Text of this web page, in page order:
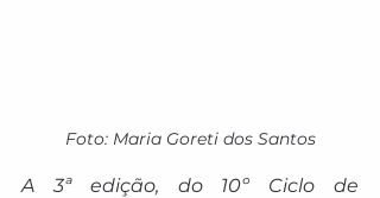
Foto: Maria Goreti dos Santos
A 3ª edição, do 10º Ciclo de